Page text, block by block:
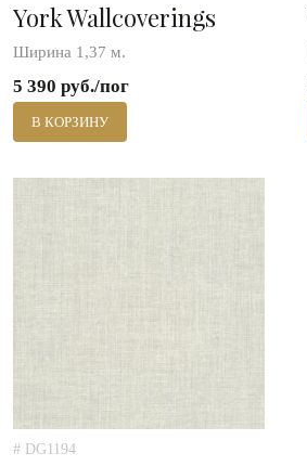
York Wallcoverings
Ширина 1,37 м.
5 390 руб./пог
В КОРЗИНУ
# DG1194